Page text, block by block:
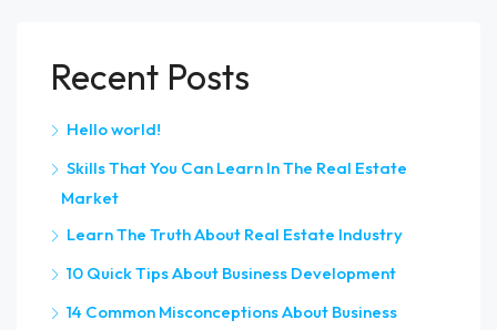
Recent Posts
Hello world!
Skills That You Can Learn In The Real Estate
Market
Learn The Truth About Real Estate Industry
10 Quick Tips About Business Development
14 Common Misconceptions About Business